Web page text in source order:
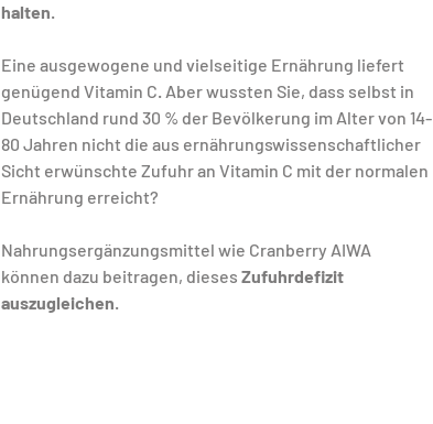
halten.
Eine ausgewogene und vielseitige Ernährung liefert
genügend Vitamin C. Aber wussten Sie, dass selbst in
Deutschland rund 30 % der Bevölkerung im Alter von 14-
80 Jahren nicht die aus ernährungswissenschaftlicher
Sicht erwünschte Zufuhr an Vitamin C mit der normalen
Ernährung erreicht?
Nahrungsergänzungsmittel wie Cranberry AIWA
können dazu beitragen, dieses Zufuhrdefizit
auszugleichen.